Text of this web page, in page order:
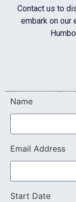
Contact us to
embark on our
Name
Email Address
Start Date